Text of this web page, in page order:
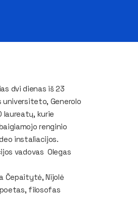
dvi dienas iš 23
Generolo
laureatų, kurie
renginio
instaliacijos.
vadovas Olegas
Čepaitytė, Nijolė
filosofas